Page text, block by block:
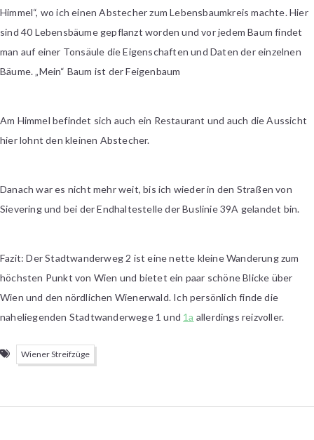
Himmel“, wo ich einen Abstecher zum Lebensbaumkreis machte. Hier
sind 40 Lebensbäume gepflanzt worden und vor jedem Baum findet
man auf einer Tonsäule die Eigenschaften und Daten der einzelnen
Bäume. „Mein“ Baum ist der Feigenbaum
Am Himmel befindet sich auch ein Restaurant und auch die Aussicht
hier lohnt den kleinen Abstecher.
Danach war es nicht mehr weit, bis ich wieder in den Straßen von
Sievering und bei der Endhaltestelle der Buslinie 39A gelandet bin.
Fazit: Der Stadtwanderweg 2 ist eine nette kleine Wanderung zum
höchsten Punkt von Wien und bietet ein paar schöne Blicke über
Wien und den nördlichen Wienerwald. Ich persönlich finde die
naheliegenden Stadtwanderwege 1 und 1a allerdings reizvoller.
Wiener Streifzüge